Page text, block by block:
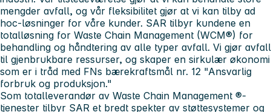
mengder avfall, og vår fleksibilitet gjør at vi kan tilby ad
hoc-løsninger for våre kunder. SAR tilbyr kundene en
totalløsning for Waste Chain Management (WCM®) for
behandling og håndtering av alle typer avfall. Vi gjør avfall
til gjenbrukbare ressurser, og skaper en sirkulær økonomi
som er i tråd med FNs bærekraftsmål nr. 12 "Ansvarlig
forbruk og produksjon."
Som totalleverandør av Waste Chain Management ®-
tjenester tilbyr SAR et bredt spekter av støttesystemer og